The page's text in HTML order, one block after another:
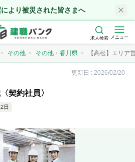
より被災された皆さまへ
求人検索 メニュー
その他 その他・香川県 【高松】エリア
更新日 : 2026/02/20
契約社員〉
日